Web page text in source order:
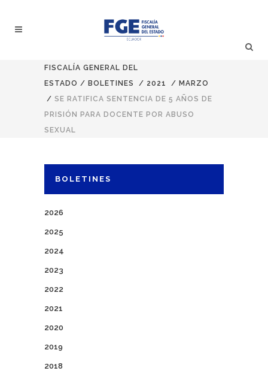
FISCALÍA GENERAL DEL
ESTADO / BOLETINES / 2021 / MARZO
/ SE RATIFICA SENTENCIA DE 5 AÑOS DE
PRISIÓN PARA DOCENTE POR ABUSO
SEXUAL
BOLETINES
2026
2025
2024
2023
2022
2021
2020
2019
2018